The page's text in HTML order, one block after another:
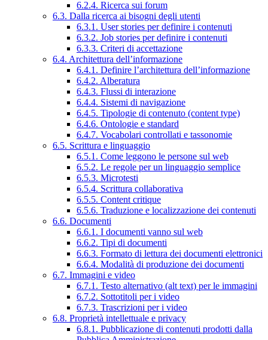
6.2.4. Ricerca sui forum
6.3. Dalla ricerca ai bisogni degli utenti
6.3.1. User stories per definire i contenuti
6.3.2. Job stories per definire i contenuti
6.3.3. Criteri di accettazione
6.4. Architettura dell’informazione
6.4.1. Definire l’architettura dell’informazione
6.4.2. Alberatura
6.4.3. Flussi di interazione
6.4.4. Sistemi di navigazione
6.4.5. Tipologie di contenuto (content type)
6.4.6. Ontologie e standard
6.4.7. Vocabolari controllati e tassonomie
6.5. Scrittura e linguaggio
6.5.1. Come leggono le persone sul web
6.5.2. Le regole per un linguaggio semplice
6.5.3. Microtesti
6.5.4. Scrittura collaborativa
6.5.5. Content critique
6.5.6. Traduzione e localizzazione dei contenuti
6.6. Documenti
6.6.1. I documenti vanno sul web
6.6.2. Tipi di documenti
6.6.3. Formato di lettura dei documenti elettronici
6.6.4. Modalità di produzione dei documenti
6.7. Immagini e video
6.7.1. Testo alternativo (alt text) per le immagini
6.7.2. Sottotitoli per i video
6.7.3. Trascrizioni per i video
6.8. Proprietà intellettuale e privacy
6.8.1. Pubblicazione di contenuti prodotti dalla